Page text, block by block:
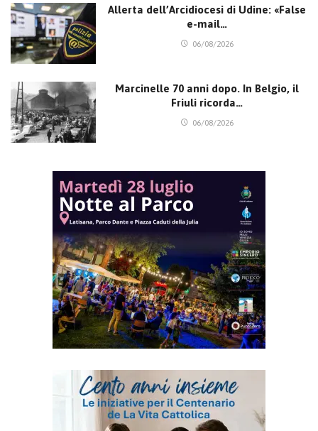
Allerta dell’Arcidiocesi di Udine: «False
e-mail…
06/08/2026
Marcinelle 70 anni dopo. In Belgio, il
Friuli ricorda…
06/08/2026